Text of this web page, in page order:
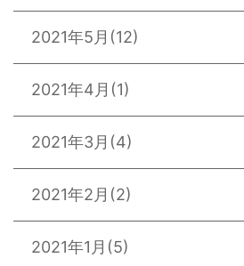
2021年5月 (12)
2021年4月 (1)
2021年3月 (4)
2021年2月 (2)
2021年1月 (5)